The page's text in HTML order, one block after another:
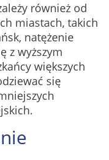
również od
miastach, takich
natężenie
z wyższym
większych
się